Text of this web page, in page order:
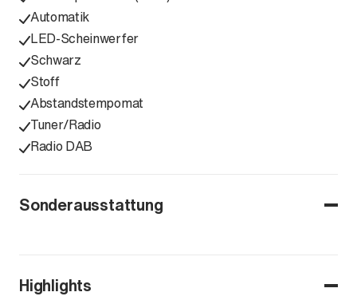
Automatik
LED-Scheinwerfer
Schwarz
Stoff
Abstandstempomat
Tuner/Radio
Radio DAB
Sonderausstattung
Highlights